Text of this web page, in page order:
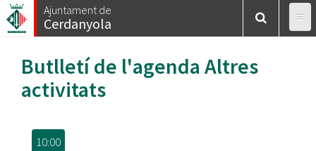
Vés
al
Ajuntament de
Cerdanyola
Butlletí de l'agenda Altres
activitats
10:00